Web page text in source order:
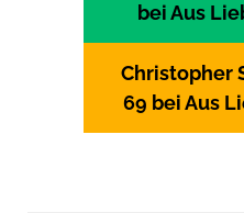
bei Aus
Christopher
69 bei Aus